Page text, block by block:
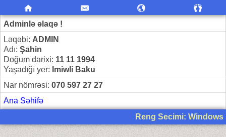
Adminlə əlaqə !
Ləqəbi: ADMIN
Adı: Şahin
Doğum darixi: 11 11 1994
Yaşadığı yer: Imiwli Baku
Nar nömrəsi: 070 597 27 27
Ana Səhifə
Reng Secimi: Windows